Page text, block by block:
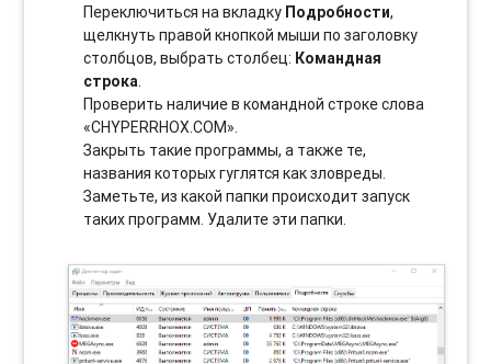
Переключиться на вкладку Подробности,
щелкнуть правой кнопкой мыши по заголовку
столбцов, выбрать столбец: Командная
строка.
Проверить наличие в командной строке слова
«CHYPERRHOX.COM».
Закрыть такие программы, а также те,
названия которых гуглятся как зловреды.
Заметьте, из какой папки происходит запуск
таких программ. Удалите эти папки.